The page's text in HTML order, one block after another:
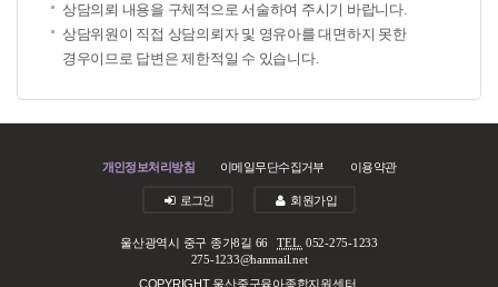
상담의뢰 내용을 구체적으로 서술하여 주시기 바랍니다.
상담위원이 직접 상담의뢰자 및 영유아를 대면하지 못한
경우이므로 답변은 제한적일 수 있습니다.
개인정보처리방침 이메일무단수집거부 이용약관
로그인 회원가입
울산광역시 중구 종가8길 66TEL. 052-275-1233
275-1233@hanmail.net
COPYRIGHT 울산중구육아종합지원센터.